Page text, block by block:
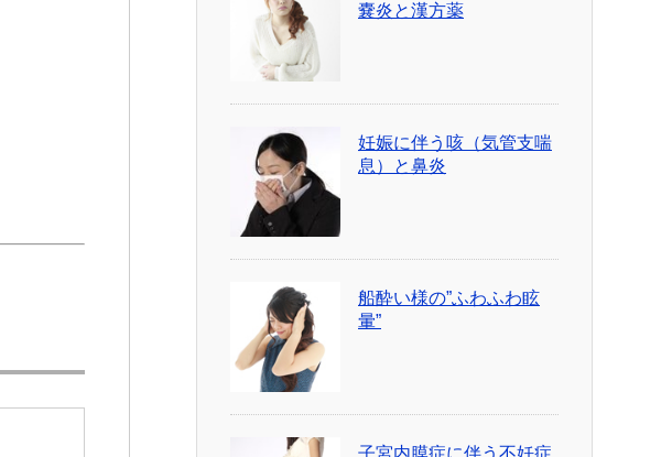
嚢炎と漢方薬
妊娠に伴う咳（気管支喘
息）と鼻炎
船酔い様の”ふわふわ眩
暈”
子宮内膜症に伴う不妊症